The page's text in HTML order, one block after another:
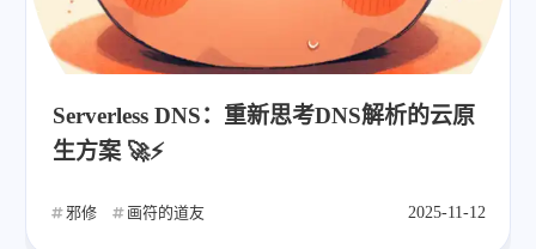
Serverless DNS：重新思考DNS解析的云原
生方案 🚀⚡
邪修 画符的道友 2025-11-12